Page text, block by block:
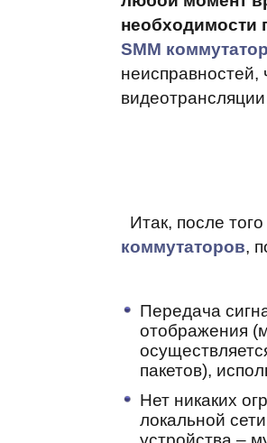
необходимости
SMM
неисправностей,
Итак, после
коммутаторов,
Передача
отображения
пакетов),
Нет никаких
локальной